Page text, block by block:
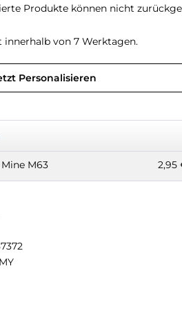
Produkte können nicht
von 7 Werktagen.
Personalisieren
M63 2,95